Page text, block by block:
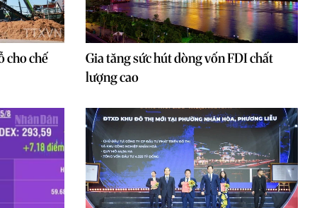
cho chế
Gia tăng sức hút dòng vốn FDI chất
lượng cao